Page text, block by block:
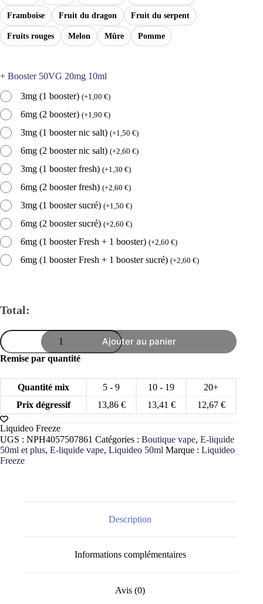
Framboise Fruit du dragon Fruit du serpent
Fruits rouges Melon Mûre Pomme
+ Booster 50VG 20mg 10ml
3mg (1 booster) (+1,00 €)
6mg (2 booster) (+1,90 €)
3mg (1 booster nic salt) (+1,50 €)
6mg (2 booster nic salt) (+2,60 €)
3mg (1 booster fresh) (+1,30 €)
6mg (2 booster fresh) (+2,60 €)
3mg (1 booster sucré) (+1,50 €)
6mg (2 booster sucré) (+2,60 €)
6mg (1 booster Fresh + 1 booster) (+2,60 €)
6mg (1 booster Fresh + 1 booster sucré) (+2,60 €)
Total:
quantité
de
E-
Liquide
Liquideo
-
Fruité
Frais
Mix’n’Vape
Ajouter au panier
Remise par quantité
Quantité mix 5 - 9 10 - 19
20+
Prix dégressif
13,86 € 13,41 € 12,67 €
Liquideo Freeze
UGS : NPH4057507861 Catégories : Boutique vape, E-liquide
50ml et plus, E-liquide vape, Liquideo 50ml Marque : Liquideo
Freeze
Description
Informations complémentaires
Avis (0)